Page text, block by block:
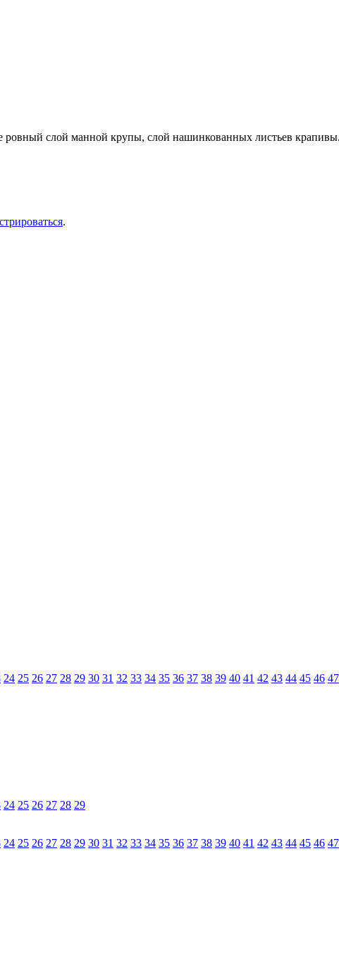
слой манной крупы, слой нашинкованных листьев
.
24 25 26 27 28 29 30 31 32 33 34 35 36 37 38 39 40 41 42 43 44 45 46 47
24 25 26 27 28 29
24 25 26 27 28 29 30 31 32 33 34 35 36 37 38 39 40 41 42 43 44 45 46 47